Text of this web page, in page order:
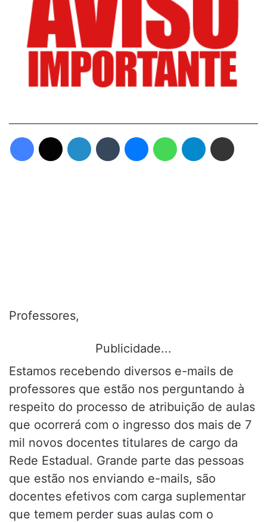
Professores,
Publicidade...
Estamos recebendo diversos e-mails de
professores que estão nos perguntando à
respeito do processo de atribuição de aulas
que ocorrerá com o ingresso dos mais de 7
mil novos docentes titulares de cargo da
Rede Estadual. Grande parte das pessoas
que estão nos enviando e-mails, são
docentes efetivos com carga suplementar
que temem perder suas aulas com o